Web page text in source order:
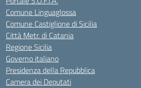
Comune Linguaglossa
Comune Castiglione di Sicilia
Città Metr. di Catania
Regione Sicilia
Governo italiano
Presidenza della Repubblica
Camera dei Deputati